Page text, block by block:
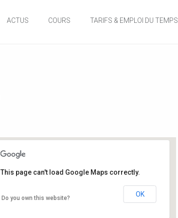
ACTUS COURS TARIFS & EMPLOI DU TEMPS
12, rue de l'hôtel de ville - Buxerolles
This page can't load Google Maps correctly.
Do you own this website?
OK